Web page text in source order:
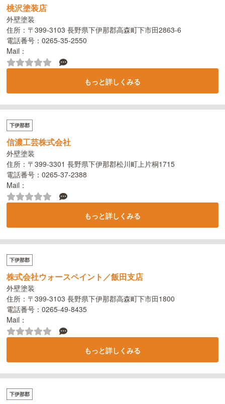
桃沢塗装店
外壁塗装
住所：〒399-3103 長野県下伊那郡高森町下市田2863-6
電話番号：0265-35-2550
Mail：
もっと詳しくみる
下伊那郡
信濃工芸株式会社
外壁塗装
住所：〒399-3301 長野県下伊那郡松川町上片桐1715
電話番号：0265-37-2388
Mail：
もっと詳しくみる
下伊那郡
株式会社ウォースペイント／飯田支店
外壁塗装
住所：〒399-3103 長野県下伊那郡高森町下市田1800
電話番号：0265-49-8435
Mail：
もっと詳しくみる
下伊那郡